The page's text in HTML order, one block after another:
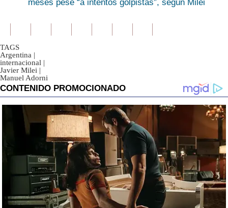
meses pese “a intentos golpistas”, según Milei
TAGS
Argentina |
internacional |
Javier Milei |
Manuel Adorni